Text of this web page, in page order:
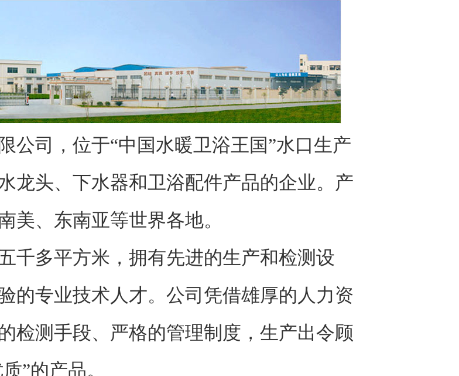
司，位于“中国水暖卫浴王国”水口生产
龙头、下水器和卫浴配件产品的企业。产
美、东南亚等世界各地。
多平方米，拥有先进的生产和检测设
的专业技术人才。公司凭借雄厚的人力资
检测手段、严格的管理制度，生产出令顾
”的产品。